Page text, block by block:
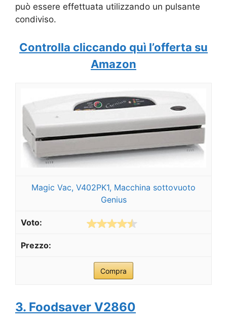
può essere effettuata utilizzando un pulsante
condiviso.
Controlla cliccando quì l’offerta su
Amazon
Magic Vac, V402PK1, Macchina sottovuoto
Genius
Compra
3. Foodsaver V2860